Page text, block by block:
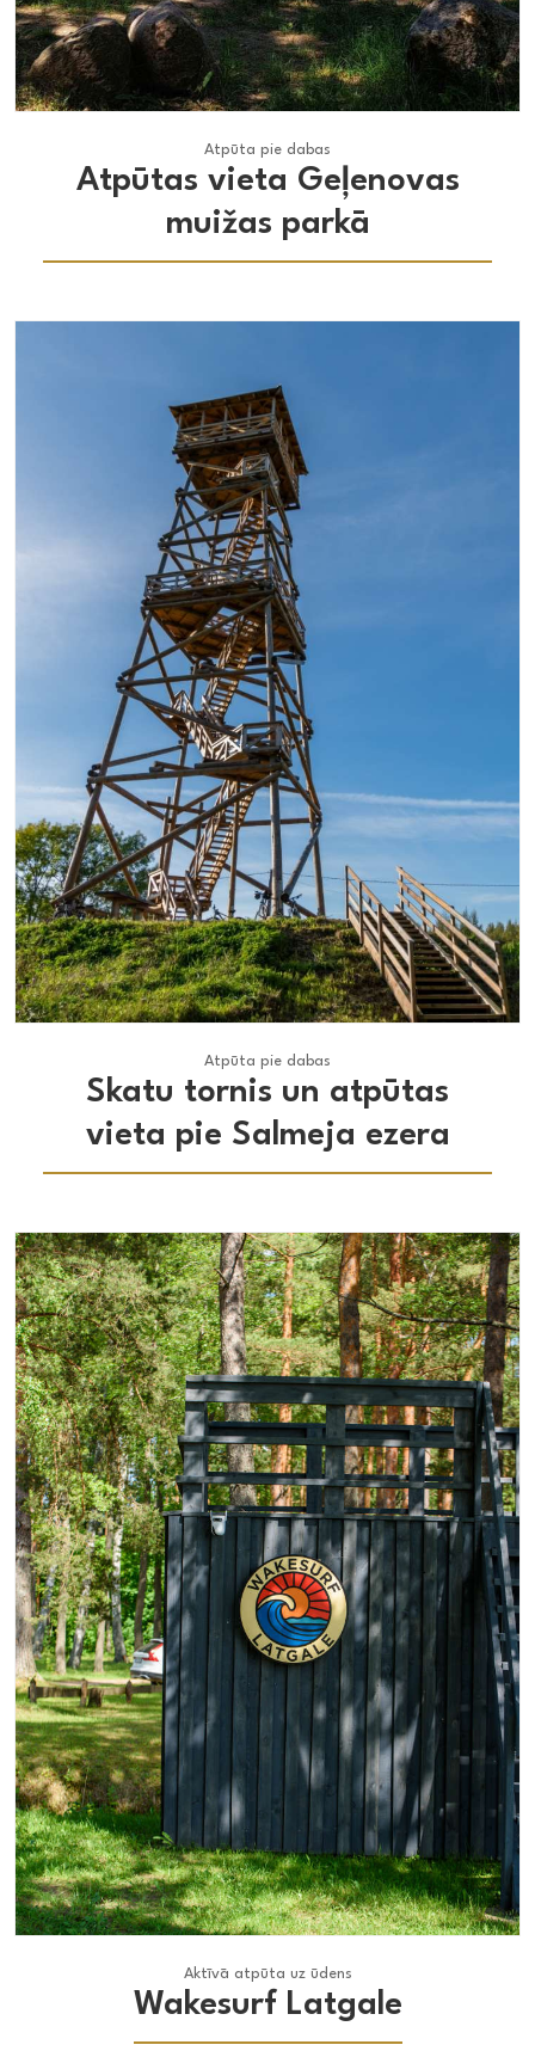
Atpūta pie dabas
Atpūtas vieta Geļenovas
muižas parkā
Atpūta pie dabas
Skatu tornis un atpūtas
vieta pie Salmeja ezera
Aktīvā atpūta uz ūdens
Wakesurf Latgale